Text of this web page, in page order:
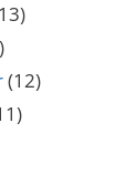
(12)